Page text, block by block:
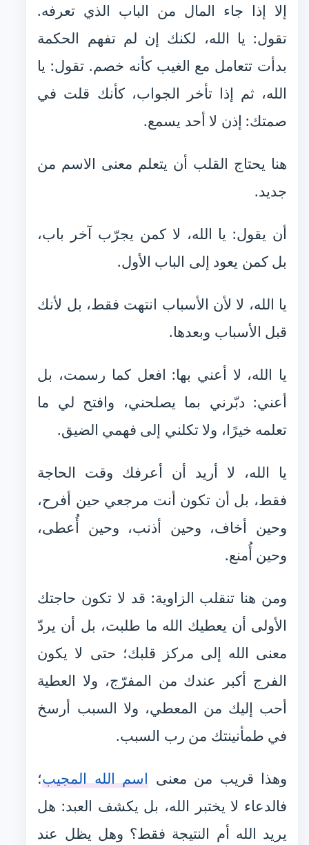
إلا إذا جاء المال من الباب الذي تعرفه.
تقول: يا الله، لكنك إن لم تفهم الحكمة
بدأت تتعامل مع الغيب كأنه خصم. تقول: يا
الله، ثم إذا تأخر الجواب، كأنك قلت في
صمتك: إذن لا أحد يسمع.
هنا يحتاج القلب أن يتعلم معنى الاسم من
جديد.
أن يقول: يا الله، لا كمن يجرّب آخر باب،
بل كمن يعود إلى الباب الأول.
يا الله، لا لأن الأسباب انتهت فقط، بل لأنك
قبل الأسباب وبعدها.
يا الله، لا أعني بها: افعل كما رسمت، بل
أعني: دبّرني بما يصلحني، وافتح لي ما
تعلمه خيرًا، ولا تكلني إلى فهمي الضيق.
يا الله، لا أريد أن أعرفك وقت الحاجة
فقط، بل أن تكون أنت مرجعي حين أفرح،
وحين أخاف، وحين أذنب، وحين أُعطى،
وحين أُمنع.
ومن هنا تنقلب الزاوية: قد لا تكون حاجتك
الأولى أن يعطيك الله ما طلبت، بل أن يردّ
معنى الله إلى مركز قلبك؛ حتى لا يكون
الفرج أكبر عندك من المفرّج، ولا العطية
أحب إليك من المعطي، ولا السبب أرسخ
في طمأنينتك من رب السبب.
وهذا قريب من معنى اسم الله المجيب؛
فالدعاء لا يختبر الله، بل يكشف العبد: هل
يريد الله أم النتيجة فقط؟ وهل يظل عند